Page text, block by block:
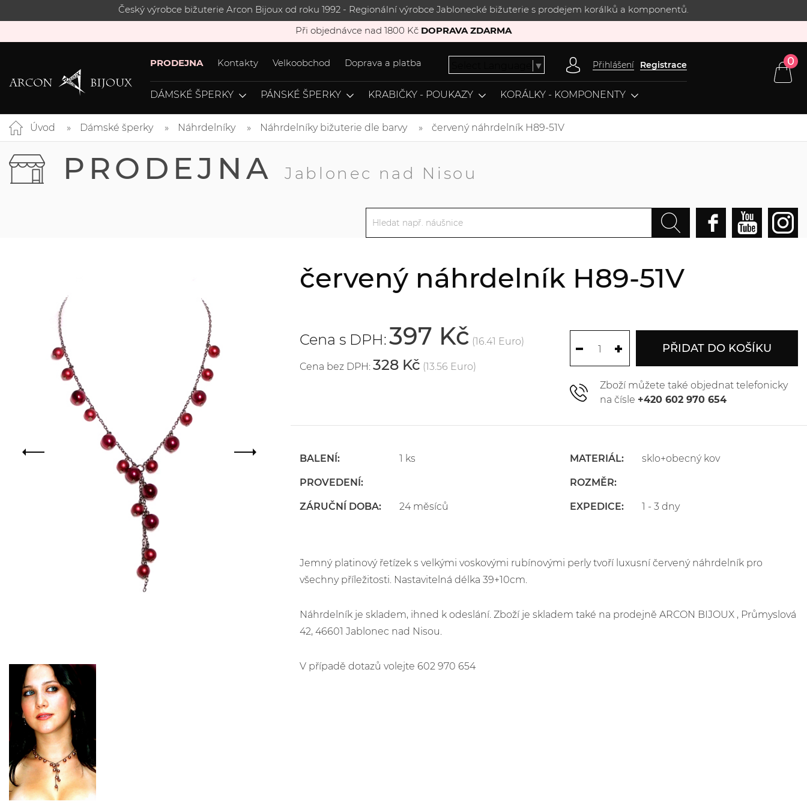
Český výrobce bižuterie Arcon Bijoux od roku 1992 - Regionální výrobce Jablonecké bižuterie s prodejem korálků a komponentů.
Při objednávce nad 1800 Kč DOPRAVA ZDARMA
PRODEJNA Kontakty Velkoobchod Doprava a platba ▼ Přihlášení Registrace 0
DÁMSKÉ ŠPERKY PÁNSKÉ ŠPERKY KRABIČKY - POUKAZY KORÁLKY - KOMPONENTY
Úvod Dámské šperky Náhrdelníky Náhrdelníky bižuterie dle barvy červený náhrdelník H89-51V
PRODEJNA Jablonec nad Nisou
červený náhrdelník H89-51V
Cena s DPH:397 Kč (16.41 Euro)
Cena bez DPH: 328 Kč (13.56 Euro)
PŘIDAT DO KOŠÍKU
Zboží můžete také objednat telefonicky
na čísle +420 602 970 654
BALENÍ: 1 ks
PROVEDENÍ:
ZÁRUČNÍ DOBA: 24 měsíců
MATERIÁL: sklo+obecný kov
ROZMĚR:
EXPEDICE: 1 - 3 dny
Jemný platinový řetízek s velkými voskovými rubínovými perly tvoří luxusní červený náhrdelník pro
všechny příležitosti. Nastavitelná délka 39+10cm.
Náhrdelník je skladem, ihned k odeslání. Zboží je skladem také na prodejně ARCON BIJOUX , Průmyslová
42, 46601 Jablonec nad Nisou.
V případě dotazů volejte 602 970 654